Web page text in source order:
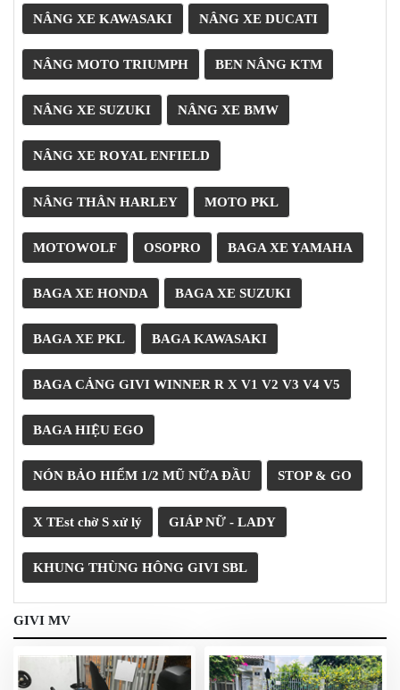
BỘ
VÁ
XE
STOP
AND
GO
PHỤ
KIỆN
MOTOWOLF
KẸP
ĐIỆN
THOẠI
XE
PHỤ
KIỆN
PHƯỢT
ĐỒ
CHƠI
MOTO
PHỤ
KIỆN
MBIKER
HCM
SẢN
PHẨM
MỚI
BLOG
PHƯỢT
LIÊN
HƯỚNG
NÂNG XE KAWASAKI NÂNG XE DUCATI
NÂNG MOTO TRIUMPH BEN NÂNG KTM
NÂNG XE SUZUKI NÂNG XE BMW
NÂNG XE ROYAL ENFIELD
NÂNG THÂN HARLEY MOTO PKL
MOTOWOLF OSOPRO BAGA XE YAMAHA
BAGA XE HONDA BAGA XE SUZUKI
BAGA XE PKL BAGA KAWASAKI
BAGA CẢNG GIVI WINNER R X V1 V2 V3 V4 V5
BAGA HIỆU EGO
NÓN BẢO HIỂM 1/2 MŨ NỮA ĐẦU STOP & GO
X TEst chờ S xử lý GIÁP NỮ - LADY
KHUNG THÙNG HÔNG GIVI SBL
GIVI MV